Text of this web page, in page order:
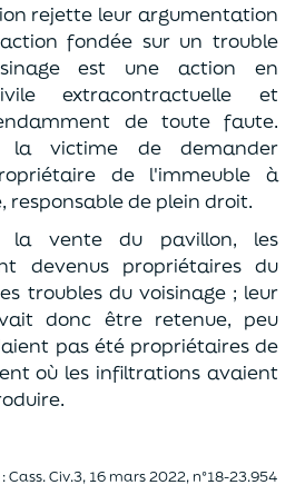
rejette leur argumentation
fondée sur un trouble
est une action en
extracontractuelle et
de toute faute.
victime de demander
de l'immeuble à
responsable de plein droit.
la vente du pavillon, les
devenus propriétaires du
troubles du voisinage ; leur
donc être retenue, peu
pas été propriétaires de
où les infiltrations avaient
Cass. Civ.3, 16 mars 2022, n°18-23.954